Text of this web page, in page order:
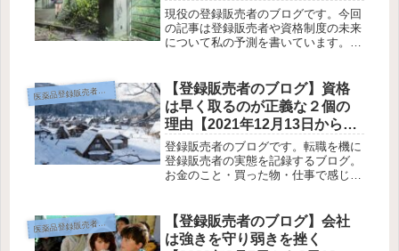
ら7日31日分】
現役の登録販売者のブログです。今回
の記事は登録販売者や資格制度の未来
について私の予測を書いています。結
ています。そんな事について私の考え
を書いています。この記事を読んでわ
か...
医薬品登録販売者のブログ
【登録販売者のブログ】資格
は早く取るのが正義な２個の
理由【2021年12月13日から12
日19日分】
登録販売者のブログです。転職を機に
登録販売者の実態を記録するブログ。
お金のこと・買った物・仕事で感じた
旅行や遊びも書いてみる。登録販売者
の仕事に興味がる人向けです。登録販
売...
医薬品登録販売者のブログ
【登録販売者のブログ】会社
は強きを守り弱きを挫く